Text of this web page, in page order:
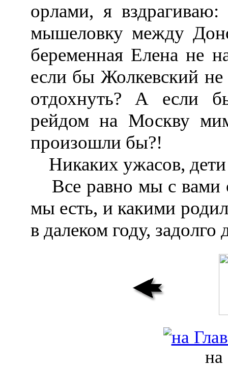
орлами, я
мышеловку между
беременная Елена не
если бы Жолкевский
отдохнуть? А если
рейдом на Москву
произошли бы?!
Никаких ужасов,
Все равно мы с вами
мы есть, и какими
в далеком году,
на